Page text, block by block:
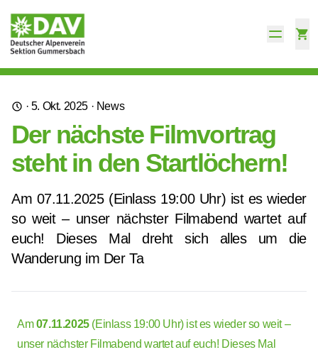
· 5. Okt. 2025 · News
Der nächste Filmvortrag
steht in den Startlöchern!
Am 07.11.2025 (Einlass 19:00 Uhr) ist es wieder
so weit – unser nächster Filmabend wartet auf
euch! Dieses Mal dreht sich alles um die
Wanderung im Der Ta
Am07.11.2025(Einlass 19:00 Uhr) ist es wieder so weit –
unser nächster Filmabend wartet auf euch! Dieses Mal